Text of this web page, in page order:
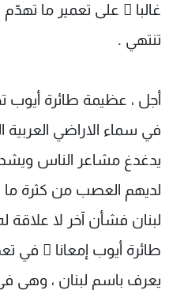
غالبا ً على تعمير ما
تنتهي .
أجل ، عظيمة طائرة أيوب
في سماء الاراضي العربية
يدغدغ مشاعر الناس
لديهم العصب من كثرة ما
لبنان فشأن آخر لا علاقة
طائرة أيوب إمعانا ً في
يعرف باسم لبنان ، وهي في